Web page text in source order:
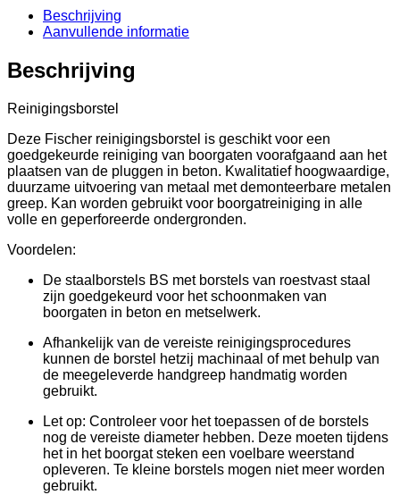
Beschrijving
Aanvullende informatie
Beschrijving
Reinigingsborstel
Deze Fischer reinigingsborstel is geschikt voor een
goedgekeurde reiniging van boorgaten voorafgaand aan het
plaatsen van de pluggen in beton. Kwalitatief hoogwaardige,
duurzame uitvoering van metaal met demonteerbare metalen
greep. Kan worden gebruikt voor boorgatreiniging in alle
volle en geperforeerde ondergronden.
Voordelen:
De staalborstels BS met borstels van roestvast staal
zijn goedgekeurd voor het schoonmaken van
boorgaten in beton en metselwerk.
Afhankelijk van de vereiste reinigingsprocedures
kunnen de borstel hetzij machinaal of met behulp van
de meegeleverde handgreep handmatig worden
gebruikt.
Let op: Controleer voor het toepassen of de borstels
nog de vereiste diameter hebben. Deze moeten tijdens
het in het boorgat steken een voelbare weerstand
opleveren. Te kleine borstels mogen niet meer worden
gebruikt.